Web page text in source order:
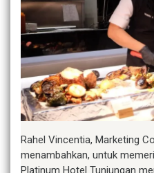
Rahel Vincentia, Marketing
menambahkan, untuk
Platinum Hotel Tunjungan